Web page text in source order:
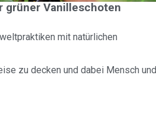
grüner Vanilleschoten
mit natürlichen
zu decken und dabei Mensch und